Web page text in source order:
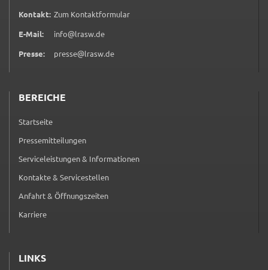
Kontakt: Zum Kontaktformular(öffnet in neuem Tab)
E-Mail:
info@lrasw.de
Presse:
presse@lrasw.de
BEREICHE
Startseite
Pressemitteilungen
Serviceleistungen & Informationen
Kontakte & Servicestellen
Anfahrt & Öffnungszeiten
Karriere
LINKS
Anzeige Google Kartendienst
Name:
Landesamt für Digitalisierung, Breitband und
Vermessung
Zweck:
Anzeige Online Kartendienst
Unser Webanalyse-Tool Matomo